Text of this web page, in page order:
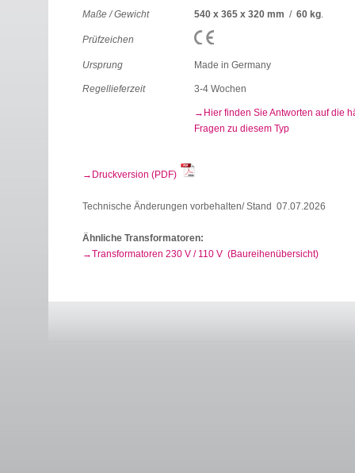
Maße / Gewicht 540 x 365 x 320 mm / 60 kg.
Prüfzeichen
Ursprung Made in Germany
Regellieferzeit 3-4 Wochen
Hier finden Sie Antworten auf die
Fragen zu diesem Typ
Druckversion (PDF)
Technische Änderungen vorbehalten/ Stand 07.07.2026
Ähnliche Transformatoren:
Transformatoren 230 V / 110 V (Baureihenübersicht)